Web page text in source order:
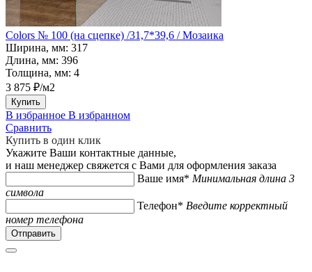
Colors № 100 (на сцепке) /31,7*39,6 / Мозаика
Ширина, мм: 317
Длина, мм: 396
Толщина, мм: 4
3 875 ₽/м2
Купить
В избранное В избранном
Сравнить
Купить в один клик
Укажите Ваши контактные данные,
и наш менеджер свяжется с Вами для оформления заказа
Ваше имя* Минимальная длина 3
символа
Телефон* Введите корректный
номер телефона